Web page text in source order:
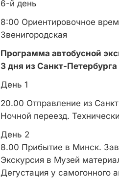
6-й день
8:00 Ориентировочное
Звенигородская
Программа автобусной
3 дня из Санкт-Петербурга
День 1
20.00 Отправление из
Ночной переезд.
День 2
8.00 Прибытие в Минск.
Экскурсия в Музей
Дегустация у самогонного